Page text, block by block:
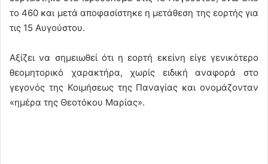
το 460 και μετά αποφασίστηκε η μετάθεση της εορτής για
τις 15 Αυγούστου.
Αξίζει να σημειωθεί ότι η εορτή εκείνη είγε γενικότερο
θεομητορικό χαρακτήρα, χωρίς ειδική αναφορά στο
γεγονός της Κοιμήσεως της Παναγίας και ονομάζονταν
«ημέρα της Θεοτόκου Μαρίας».